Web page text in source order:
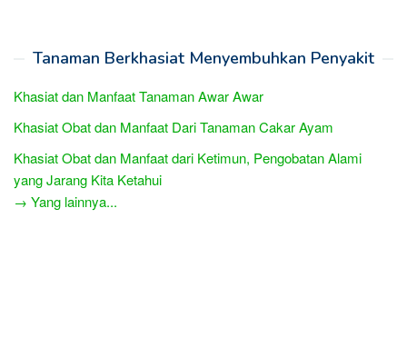
Tanaman Berkhasiat Menyembuhkan Penyakit
Khasiat dan Manfaat Tanaman Awar Awar
Khasiat Obat dan Manfaat Dari Tanaman Cakar Ayam
Khasiat Obat dan Manfaat dari Ketimun, Pengobatan Alami
yang Jarang Kita Ketahui
→ Yang lainnya...